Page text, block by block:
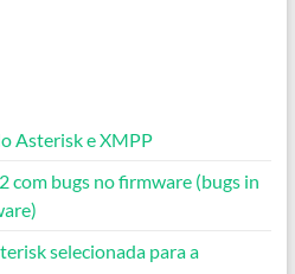
Asterisk e XMPP
com bugs no firmware (bugs in
selecionada para a